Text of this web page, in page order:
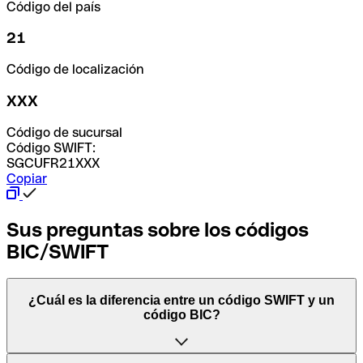
Código del país
21
Código de localización
XXX
Código de sucursal
Código SWIFT:
SGCUFR21XXX
Copiar
Sus preguntas sobre los códigos
BIC/SWIFT
¿Cuál es la diferencia entre un código SWIFT y un
código BIC?